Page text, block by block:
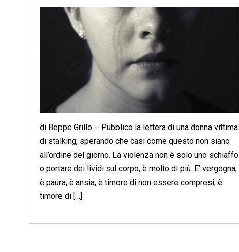
di Beppe Grillo – Pubblico la lettera di una donna vittima
di stalking, sperando che casi come questo non siano
all’ordine del giorno. La violenza non è solo uno schiaffo
o portare dei lividi sul corpo, è molto di più. E’ vergogna,
è paura, è ansia, è timore di non essere compresi, è
timore di […]